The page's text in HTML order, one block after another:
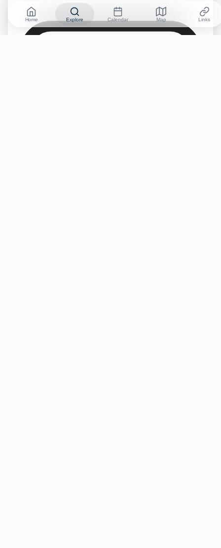
Home Explore Calendar Map Links